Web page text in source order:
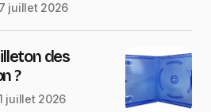
juillet 2026
des
?
juillet 2026